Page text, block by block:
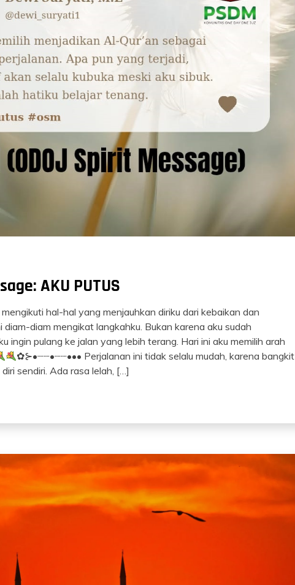
AKU PUTUS
hal-hal yang menjauhkan diriku dari kebaikan dan
diam mengikat langkahku. Bukan karena aku sudah
ingin pulang ke jalan yang lebih terang. Hari ini aku memilih arah
✿⊱•┈┈•┈┈••• Perjalanan ini tidak selalu mudah, karena bangkit
sendiri. Ada rasa lelah, […]